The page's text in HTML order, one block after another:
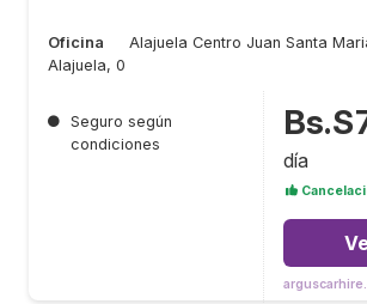
Oficina
Alajuela Centro Juan Santa
Alajuela, 0
● Seguro según
condiciones
día